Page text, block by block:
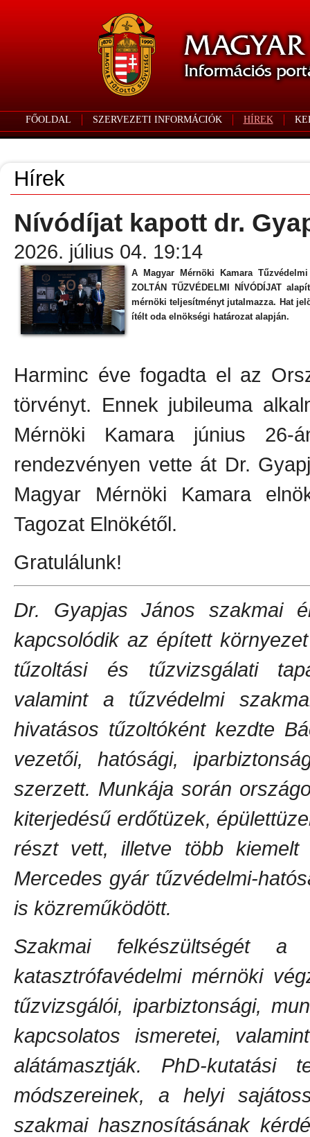
FŐOLDAL SZERVEZETI INFORMÁCIÓK HÍREK
Hírek
Nívódíjat kapott dr.
2026. július 04. 19:14
A Magyar Mérnöki Kamara
ZOLTÁN TŰZVÉDELMI NÍVÓDÍJAT
mérnöki teljesítményt jutalmazza. Hat
ítélt oda elnökségi határozat alapján.
Harminc éve fogadta el az
törvényt. Ennek jubileuma
Mérnöki Kamara június
rendezvényen vette át Dr.
Magyar Mérnöki Kamara
Tagozat Elnökétől.
Gratulálunk!
Dr. Gyapjas János szakmai
kapcsolódik az épített
tűzoltási és tűzvizsgálati
valamint a tűzvédelmi
hivatásos tűzoltóként kezdte
vezetői, hatósági,
szerzett. Munkája során
kiterjedésű erdőtüzek,
részt vett, illetve több
Mercedes gyár tűzvédelmi-
is közreműködött.
Szakmai felkészültségét
katasztrófavédelmi mérnöki
tűzvizsgálói, iparbiztonsági,
kapcsolatos ismeretei,
alátámasztják. PhD-kutatási
módszereinek, a helyi
szakmai hasznosításának